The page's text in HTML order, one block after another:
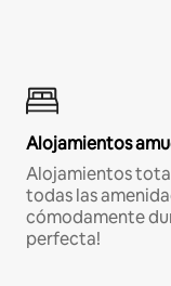
Alojamientos
Alojamientos
todas las
cómodamente
perfecta!